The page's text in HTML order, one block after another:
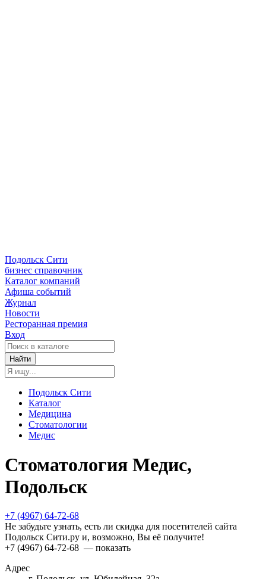
Подольск Сити
бизнес справочник
Каталог компаний
Афиша событий
Журнал
Новости
Ресторанная премия
Вход
Найти
Подольск Сити
Каталог
Медицина
Стоматологии
Медис
Стоматология Медис,
Подольск
+7 (4967) 64-72-68
Не забудьте узнать, есть ли скидка для посетителей сайта
Подольск Сити.ру и, возможно, Вы её получите!
+7 (4967) 64-72-68 — показать
Адрес